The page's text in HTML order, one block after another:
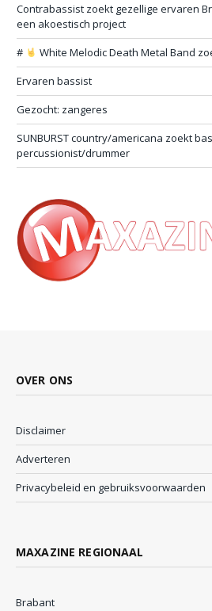
Contrabassist zoekt gezellige ervaren
een akoestisch project
#
White Melodic Death Metal Band
Ervaren bassist
Gezocht: zangeres
SUNBURST country/americana zoekt
percussionist/drummer
OVER ONS
Disclaimer
Adverteren
Privacybeleid en gebruiksvoorwaarden
MAXAZINE REGIONAAL
Brabant